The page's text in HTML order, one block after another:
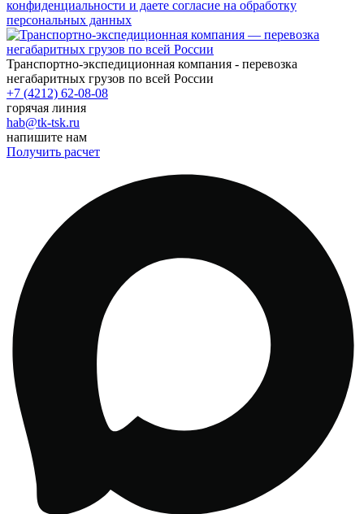
конфиденциальности и даете согласие на обработку
персональных данных
Транспортно-экспедиционная компания - перевозка
негабаритных грузов по всей России
+7 (4212) 62-08-08
горячая линия
hab@tk-tsk.ru
напишите нам
Получить расчет